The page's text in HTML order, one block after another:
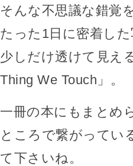
そんな不思議な錯覚
たった1日に密着し
少しだけ透けて見え
Thing We Touch」。
一冊の本にもまとめ
ところで繋がってい
て下さいね。